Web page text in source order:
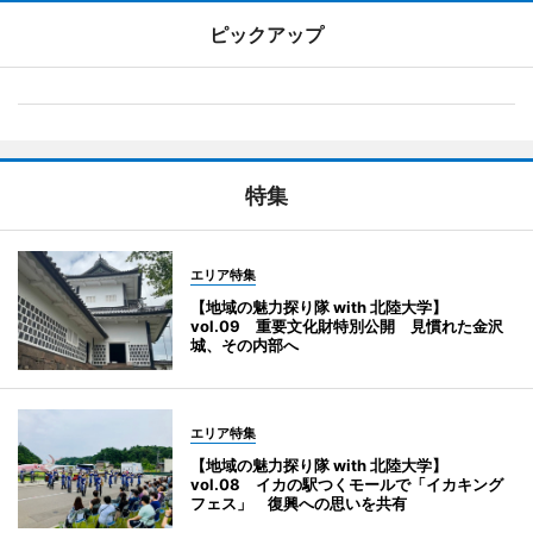
ピックアップ
特集
エリア特集
【地域の魅力探り隊 with 北陸大学】
vol.09 重要文化財特別公開 見慣れた金沢
城、その内部へ
エリア特集
【地域の魅力探り隊 with 北陸大学】
vol.08 イカの駅つくモールで「イカキング
フェス」 復興への思いを共有